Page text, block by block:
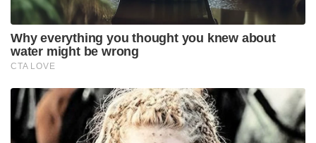
മുഹമ്മദ് യൂനുസും പങ്കെടുക്കും .
Tags: pm modi